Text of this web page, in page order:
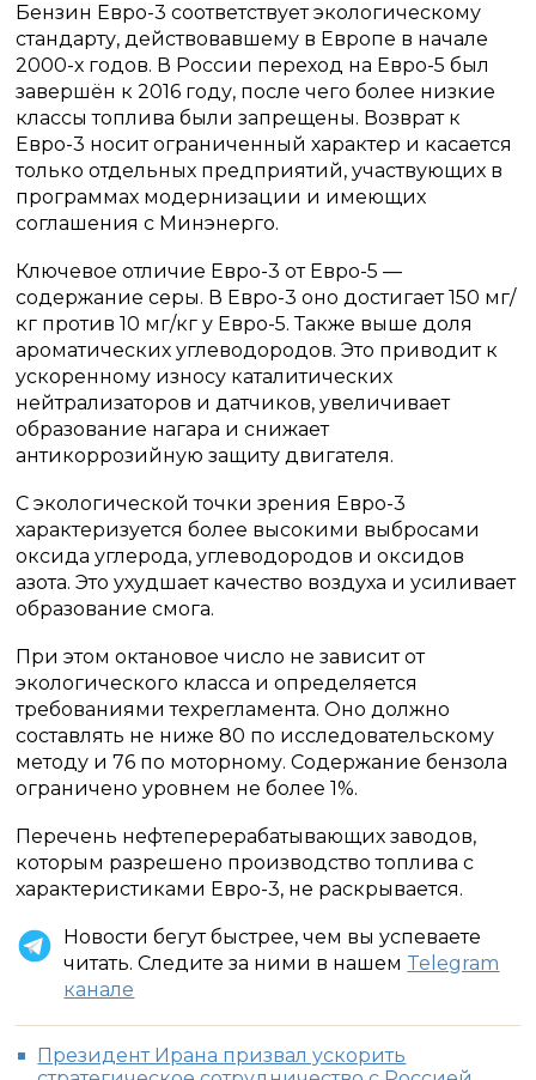
Бензин Евро-3 соответствует экологическому
стандарту, действовавшему в Европе в начале
2000-х годов. В России переход на Евро-5 был
завершён к 2016 году, после чего более низкие
классы топлива были запрещены. Возврат к
Евро-3 носит ограниченный характер и касается
только отдельных предприятий, участвующих в
программах модернизации и имеющих
соглашения с Минэнерго.
Ключевое отличие Евро-3 от Евро-5 —
содержание серы. В Евро-3 оно достигает 150 мг/
кг против 10 мг/кг у Евро-5. Также выше доля
ароматических углеводородов. Это приводит к
ускоренному износу каталитических
нейтрализаторов и датчиков, увеличивает
образование нагара и снижает
антикоррозийную защиту двигателя.
С экологической точки зрения Евро-3
характеризуется более высокими выбросами
оксида углерода, углеводородов и оксидов
азота. Это ухудшает качество воздуха и усиливает
образование смога.
При этом октановое число не зависит от
экологического класса и определяется
требованиями техрегламента. Оно должно
составлять не ниже 80 по исследовательскому
методу и 76 по моторному. Содержание бензола
ограничено уровнем не более 1%.
Перечень нефтеперерабатывающих заводов,
которым разрешено производство топлива с
характеристиками Евро-3, не раскрывается.
Новости бегут быстрее, чем вы успеваете
читать. Следите за ними в нашем Telegram
канале
Президент Ирана призвал ускорить